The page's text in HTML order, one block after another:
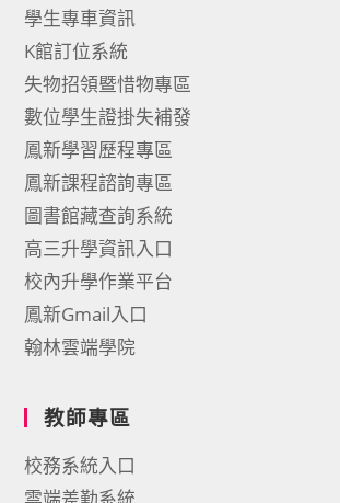
學生專車資訊
K館訂位系統
失物招領暨惜物專區
數位學生證掛失補發
鳳新學習歷程專區
鳳新課程諮詢專區
圖書館藏查詢系統
高三升學資訊入口
校內升學作業平台
鳳新Gmail入口
翰林雲端學院
教師專區
校務系統入口